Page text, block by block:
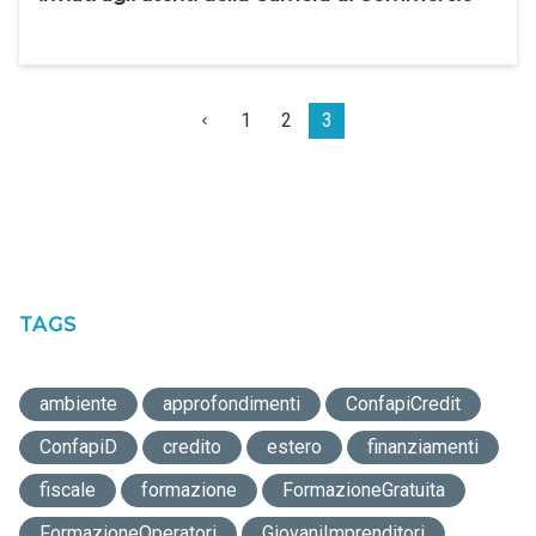
1 2 3
TAGS
ambiente approfondimenti
ConfapiCredit
ConfapiD
credito estero
finanziamenti
fiscale
formazione
FormazioneGratuita